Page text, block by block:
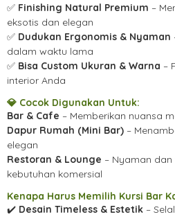
✅ Finishing Natural Premium –
eksotis dan elegan
✅ Dudukan Ergonomis & Nyaman
dalam waktu lama
✅ Bisa Custom Ukuran & Warna –
interior Anda
💎 Cocok Digunakan Untuk:
Bar & Cafe – Memberikan nuansa
Dapur Rumah (Mini Bar) –
elegan
Restoran & Lounge – Nyaman
kebutuhan komersial
Kenapa Harus Memilih Kursi Bar
✔️ Desain Timeless & Estetik –